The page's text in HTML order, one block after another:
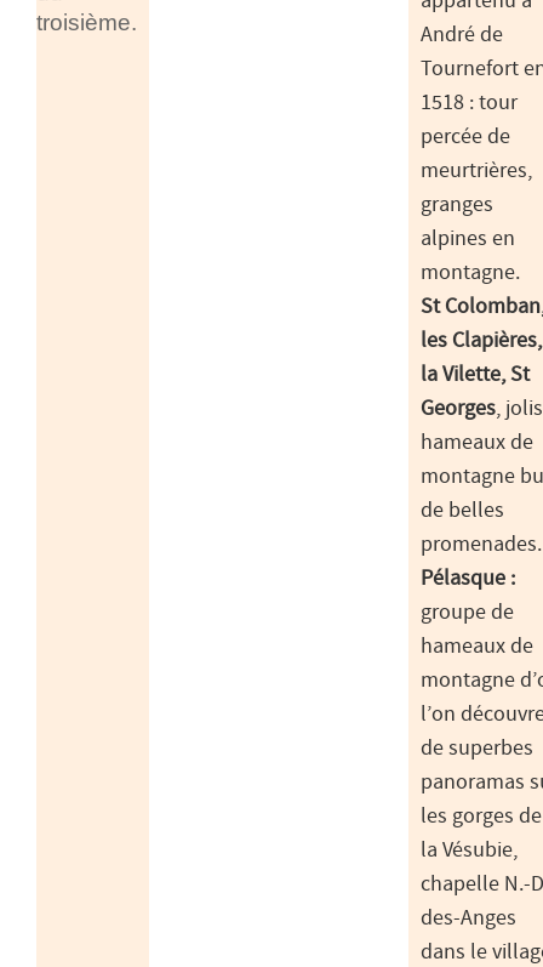
troisième.
André de
Tournefort
1518 : tour
percée de
meurtrières,
granges
alpines en
montagne.
St
les Clapières,
la Vilette, St
Georges, jolis
hameaux de
montagne
de belles
promenades.
Pélasque :
groupe de
hameaux de
montagne
l’on
de superbes
panoramas
les gorges de
la Vésubie,
chapelle N.-
des-Anges
dans le